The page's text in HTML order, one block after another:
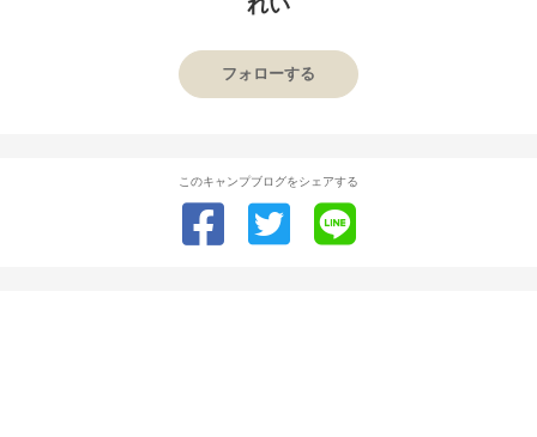
フォローする
このキャンプブログをシェアする